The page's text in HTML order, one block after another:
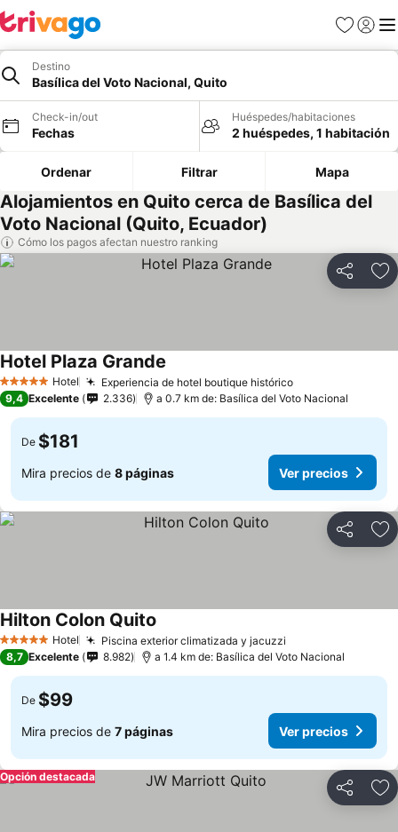
Favoritos
Iniciar
Destino
Basílica del Voto Nacional, Quito
Check-in/out
Fechas
Huéspedes/habitaciones
2 huéspedes, 1 habitación
Ordenar Filtrar Mapa
Alojamientos en Quito cerca de Basílica del
Voto Nacional (Quito, Ecuador)
Cómo los pagos afectan nuestro ranking
Compartir
5 Estrellas Hotel Experiencia de hotel boutique históricoVer precios
Hotel Plaza Grande
9,4 Excelente 2.336 a 0.7 km de: Basílica del Voto Nacional
De $181
Mira precios de 8 páginas Ver precios
Compartir
5 Estrellas Hotel Piscina exterior climatizada y jacuzzi
Hilton Colon Quito
8,7 Excelente 8.982 a 1.4 km de: Basílica del Voto Nacional
De $99
Mira precios de 7 páginas Ver precios
Compartir
Opción destacada